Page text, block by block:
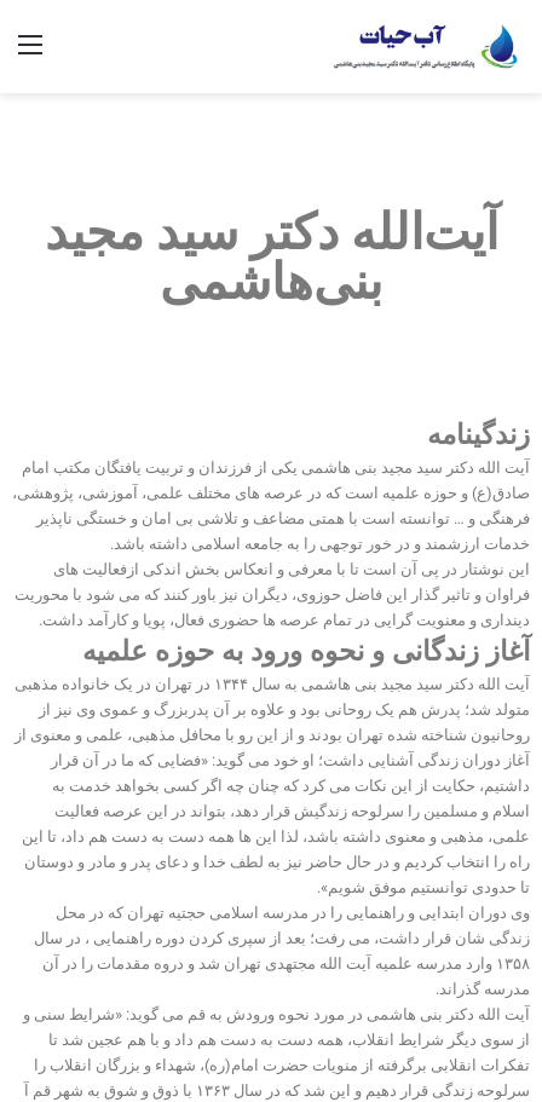
بنی‌هاشمی​
زندگینامه
آیت الله دکتر سید مجید بنی هاشمی یکی از فرزندان و تربیت یافتگان مکتب امام
صادق(ع) و حوزه علمیه است که در عرصه های مختلف علمی، آموزشی، پژوهشی،
فرهنگی و … توانسته است با همتی مضاعف و تلاشی بی امان و خستگی ناپذیر
خدمات ارزشمند و در خور توجهی را به جامعه اسلامی داشته باشد.
این نوشتار در پی آن است تا با معرفی و انعکاس بخش اندکی ازفعالیت های
فراوان و تاثیر گذار این فاضل حوزوی، دیگران نیز باور کنند که می شود با محوریت
دینداری و معنویت گرایی در تمام عرصه ها حضوری فعال، پویا و کارآمد داشت.
آغاز زندگانی و نحوه ورود به حوزه علمیه
آیت الله دکتر سید مجید بنی هاشمی به سال ۱۳۴۴ در تهران در یک خانواده مذهبی
متولد شد؛ پدرش هم یک روحانی بود و علاوه بر آن پدربزرگ و عموی وی نیز از
روحانیون شناخته شده تهران بودند و از این رو با محافل مذهبی، علمی و معنوی از
آغاز دوران زندگی آشنایی داشت؛ او خود می گوید: «فضایی که ما در آن قرار
داشتیم، حکایت از این نکات می کرد که چنان چه اگر کسی بخواهد خدمت به
اسلام و مسلمین را سرلوحه زندگیش قرار دهد، بتواند در این عرصه فعالیت
علمی، مذهبی و معنوی داشته باشد، لذا این ها همه دست به دست هم داد، تا این
راه را انتخاب کردیم و در حال حاضر نیز به لطف خدا و دعای پدر و مادر و دوستان
تا حدودی توانستیم موفق شویم».
وی دوران ابتدایی و راهنمایی را در مدرسه اسلامی حجتیه تهران که در محل
زندگی شان قرار داشت، می رفت؛ بعد از سپری کردن دوره راهنمایی ، در سال
۱۳۵۸ وارد مدرسه علمیه آیت الله مجتهدی تهران شد و دروه مقدمات را در آن
مدرسه گذراند.
آیت الله دکتر بنی هاشمی در مورد نحوه ورودش به قم می گوید: «شرایط سنی و
از سوی دیگر شرایط انقلاب، همه دست به دست هم داد و با هم عجین شد تا
تفکرات انقلابی برگرفته از منویات حضرت امام(ره)، شهداء و بزرگان انقلاب را
سرلوحه زندگی قرار دهیم و این شد که در سال ۱۳۶۳ با ذوق و شوق به شهر قم آ